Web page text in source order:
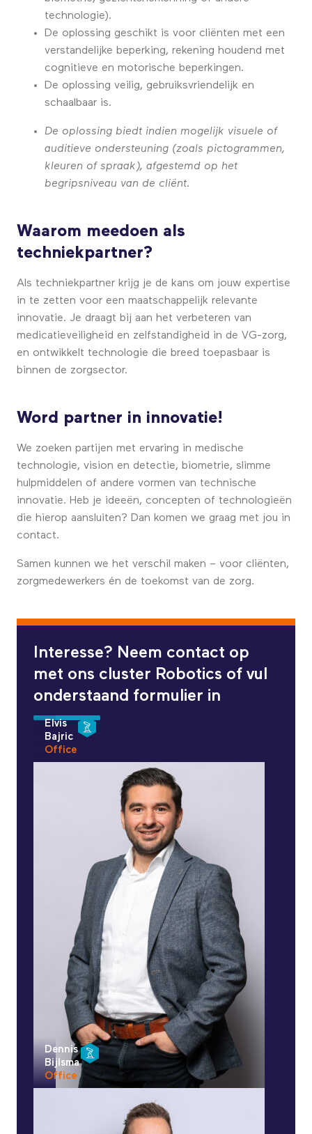
technologie).
De oplossing geschikt is voor cliënten met een
verstandelijke beperking, rekening houdend met
cognitieve en motorische beperkingen.
De oplossing veilig, gebruiksvriendelijk en
schaalbaar is.
De oplossing biedt indien mogelijk visuele of
auditieve ondersteuning (zoals pictogrammen,
kleuren of spraak), afgestemd op het
begripsniveau van de cliënt.
Waarom meedoen als
techniekpartner?
Als techniekpartner krijg je de kans om jouw expertise
in te zetten voor een maatschappelijk relevante
innovatie. Je draagt bij aan het verbeteren van
medicatieveiligheid en zelfstandigheid in de VG-zorg,
en ontwikkelt technologie die breed toepasbaar is
binnen de zorgsector.
Word partner in innovatie!
We zoeken partijen met ervaring in medische
technologie, vision en detectie, biometrie, slimme
hulpmiddelen of andere vormen van technische
innovatie. Heb je ideeën, concepten of technologieën
die hierop aansluiten? Dan komen we graag met jou in
contact.
Samen kunnen we het verschil maken – voor cliënten,
zorgmedewerkers én de toekomst van de zorg.
Interesse? Neem contact op
met ons cluster Robotics of vul
onderstaand formulier in
Elvis
Bajric
Office
Dennis
Bijlsma
Office